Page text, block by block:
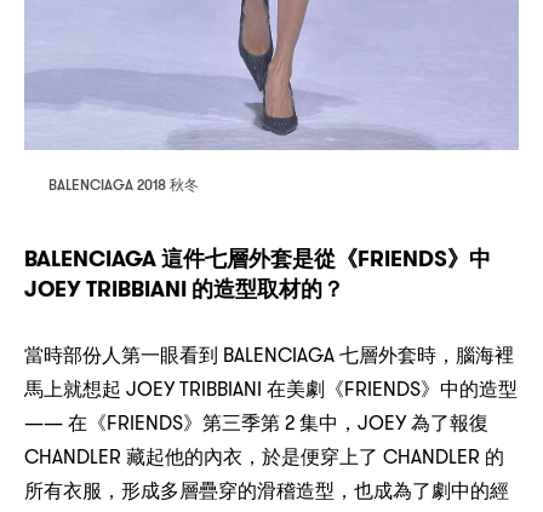
BALENCIAGA 2018 秋冬
BALENCIAGA 這件七層外套是從《FRIENDS》中
JOEY TRIBBIANI 的造型取材的 ？
當時部份人第一眼看到 BALENCIAGA 七層外套時 ， 腦海裡
馬上就想起 JOEY TRIBBIANI 在美劇《FRIENDS》中的造型
—— 在《FRIENDS》第三季第 2 集中 ，JOEY為了報復
CHANDLER 藏起他的內衣 ， 於是便穿上了 CHANDLER 的
所有衣服 ， 形成多層疊穿的滑稽造型 ， 也成為了劇中的經